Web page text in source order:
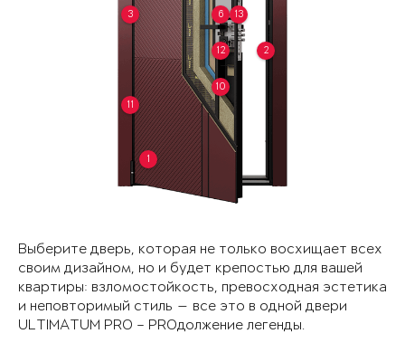
1
2
3 6
10
11
12
13
Выберите дверь, которая не только восхищает всех
своим дизайном, но и будет крепостью для вашей
квартиры: взломостойкость, превосходная эстетика
и неповторимый стиль — все это в одной двери
ULTIMATUM PRO – PROдолжение легенды.